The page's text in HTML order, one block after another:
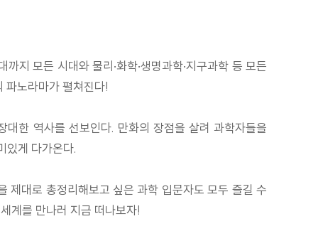
지 모든 시대와 물리·화학·생명과학·지구과학 등 모든
파노라마가 펼쳐진다!
한 역사를 선보인다. 만화의 장점을 살려 과학자들을
있게 다가온다.
제대로 총정리해보고 싶은 과학 입문자도 모두 즐길 수
계를 만나러 지금 떠나보자!